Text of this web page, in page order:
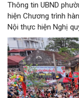
Thông tin UBND
hiện Chương trình
Nội thực hiện Nghị
triển Văn hóa Việt
phường Thượng Cát
11/2026 hưởng ứng
địa bàn.